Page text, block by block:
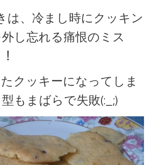
は、冷まし時にクッキン
し忘れる痛恨のミス
クッキーになってしま
もまばらで失敗(:_;)